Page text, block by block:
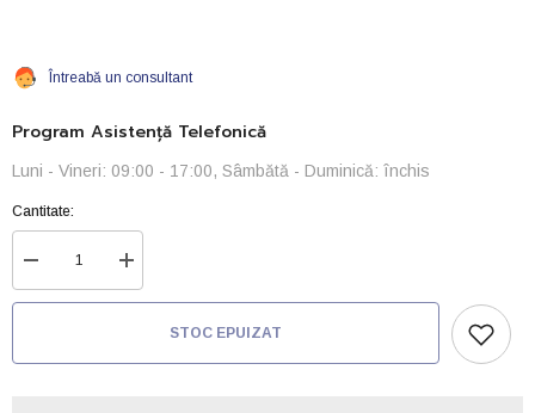
Întreabă un consultant
Program Asistență Telefonică
Luni - Vineri: 09:00 - 17:00, Sâmbătă - Duminică: închis
Cantitate:
Reduceți
cantitatea
pentru
Creșteți
cantitatea
pentru
subpresiuneSTOC EPUIZAT